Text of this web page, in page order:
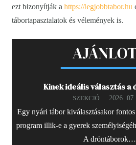
ezt bizonyítják a https://legjobbtabor.hu
tábortapasztalatok és vélemények is.
Kinek ideális választás
SZEKCIÓ 2026. 07.
Egy nyári tábor kiválasztásakor
program illik-e a gyerek
A dróntáborok…